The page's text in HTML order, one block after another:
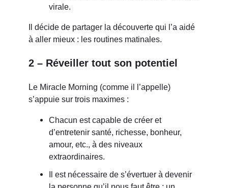
virale.
Il décide de partager la découverte qui l’a aidé
à aller mieux : les routines matinales.
2 – Réveiller tout son potentiel
Le Miracle Morning (comme il l’appelle)
s’appuie sur trois maximes :
Chacun est capable de créer et
d’entretenir santé, richesse, bonheur,
amour, etc., à des niveaux
extraordinaires.
Il est nécessaire de s’évertuer à devenir